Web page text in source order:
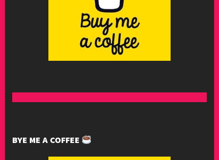
BYE ME A COFFEE